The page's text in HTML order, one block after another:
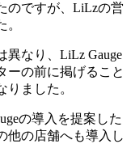
のですが、LiLzの営
異なり、LiLz Gauge
ーの前に掲げること
ました。
の導入を提案した
他の店舗へも導入し